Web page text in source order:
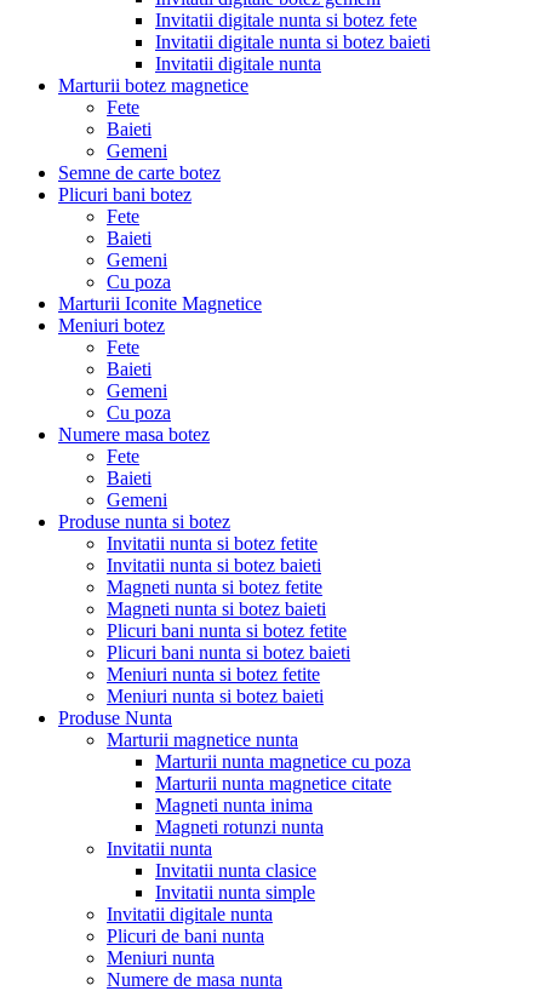
Invitatii digitale nunta si botez fete
Invitatii digitale nunta si botez baieti
Invitatii digitale nunta
Marturii botez magnetice
Fete
Baieti
Gemeni
Semne de carte botez
Plicuri bani botez
Fete
Baieti
Gemeni
Cu poza
Marturii Iconite Magnetice
Meniuri botez
Fete
Baieti
Gemeni
Cu poza
Numere masa botez
Fete
Baieti
Gemeni
Produse nunta si botez
Invitatii nunta si botez fetite
Invitatii nunta si botez baieti
Magneti nunta si botez fetite
Magneti nunta si botez baieti
Plicuri bani nunta si botez fetite
Plicuri bani nunta si botez baieti
Meniuri nunta si botez fetite
Meniuri nunta si botez baieti
Produse Nunta
Marturii magnetice nunta
Marturii nunta magnetice cu poza
Marturii nunta magnetice citate
Magneti nunta inima
Magneti rotunzi nunta
Invitatii nunta
Invitatii nunta clasice
Invitatii nunta simple
Invitatii digitale nunta
Plicuri de bani nunta
Meniuri nunta
Numere de masa nunta